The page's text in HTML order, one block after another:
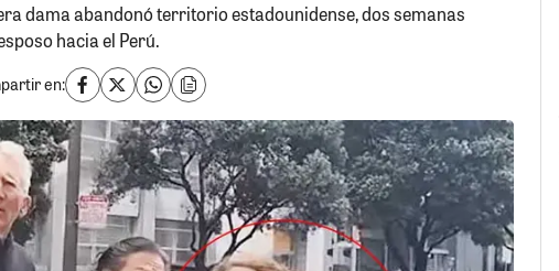
dama abandonó territorio estadounidense, dos semanas
hacia el Perú.
en: